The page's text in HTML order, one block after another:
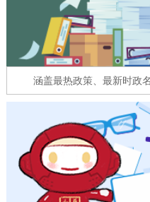
ENGLISH
DEUTSCH
ESPAÑOL
ITALIANO
涵盖最热政策、最新时政名